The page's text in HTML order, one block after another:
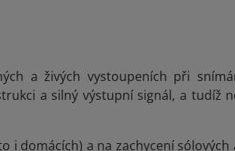
a živých vystoupeních při
a silný výstupní signál, a tudíž
i domácích) a na zachycení